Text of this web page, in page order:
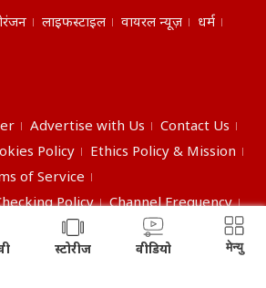
लाइफस्टाइल वायरल न्यूज़
धर्म
Advertise with Us
Contact Us
Policy
Ethics Policy & Mission
of Service
Policy
Channel Frequency
right reserved.
स्टोरीज वीडियो मेन्यु